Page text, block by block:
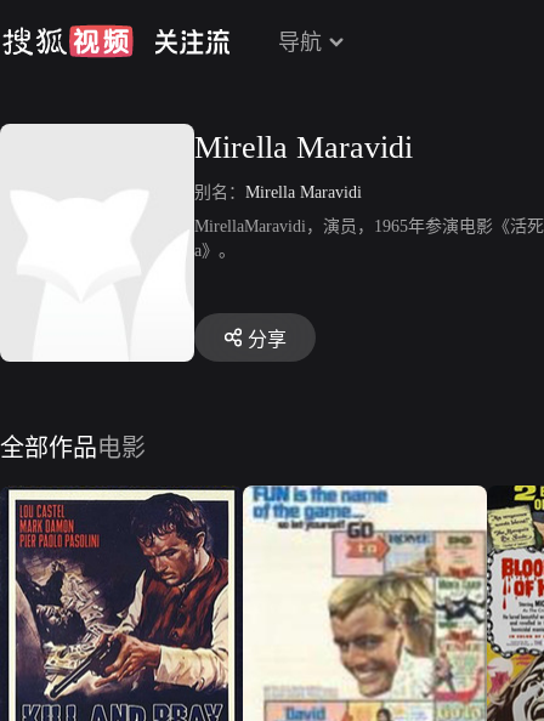
导航
Mirella Maravidi
别名： Mirella Maravidi
MirellaMaravidi，演员，1965年参演电影《活
a》。
分享
全部作品电影